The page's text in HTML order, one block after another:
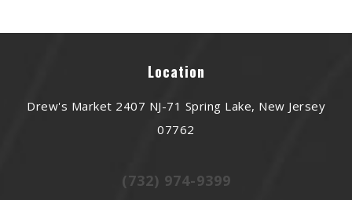
Location
Drew's Market 2407 NJ-71 Spring Lake, New Jersey
07762
(732) 974-9399